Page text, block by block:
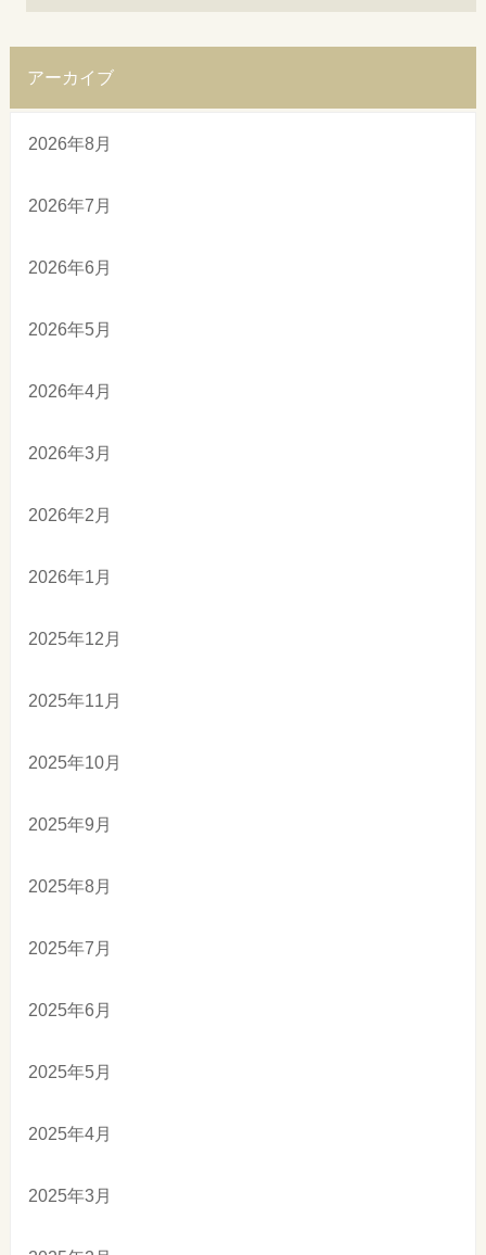
アーカイブ
2026年8月
2026年7月
2026年6月
2026年5月
2026年4月
2026年3月
2026年2月
2026年1月
2025年12月
2025年11月
2025年10月
2025年9月
2025年8月
2025年7月
2025年6月
2025年5月
2025年4月
2025年3月